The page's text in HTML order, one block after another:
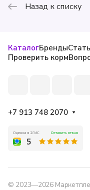
Назад к списку
КаталогБренды
Проверить корм
+7 913 748 2070
© 2023—2026